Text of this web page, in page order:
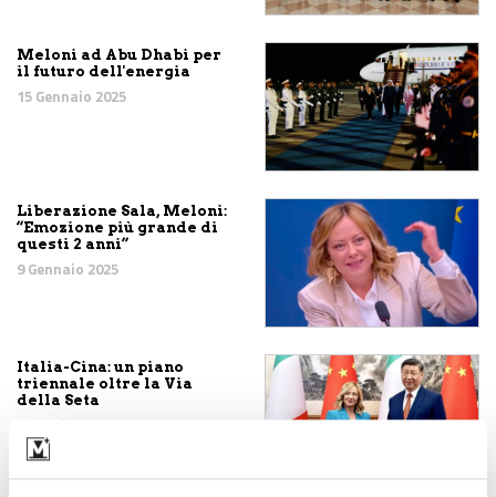
Meloni ad Abu Dhabi per
il futuro dell'energia
15 Gennaio 2025
Liberazione Sala, Meloni:
“Emozione più grande di
questi 2 anni”
9 Gennaio 2025
Italia-Cina: un piano
triennale oltre la Via
della Seta